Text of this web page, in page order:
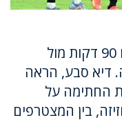
השחקן היחיד, מבין אלו ששיחקו 90 דקות מול
דיא סבע, הראה
החתימה על
בין המצטרפים